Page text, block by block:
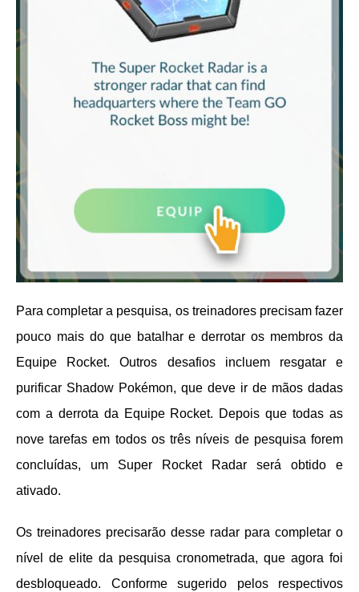
Para completar a pesquisa, os treinadores precisam fazer
pouco mais do que batalhar e derrotar os membros da
Equipe Rocket. Outros desafios incluem resgatar e
purificar Shadow Pokémon, que deve ir de mãos dadas
com a derrota da Equipe Rocket. Depois que todas as
nove tarefas em todos os três níveis de pesquisa forem
concluídas, um Super Rocket Radar será obtido e
ativado.
Os treinadores precisarão desse radar para completar o
nível de elite da pesquisa cronometrada, que agora foi
desbloqueado. Conforme sugerido pelos respectivos